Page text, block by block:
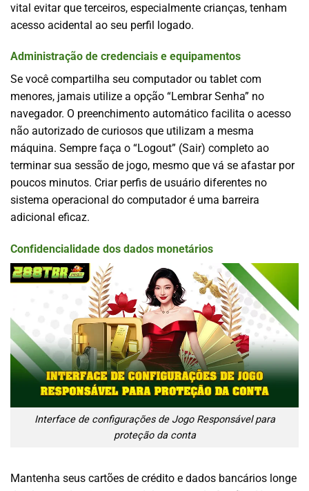
vital evitar que terceiros, especialmente crianças, tenham
acesso acidental ao seu perfil logado.
Administração de credenciais e equipamentos
Se você compartilha seu computador ou tablet com
menores, jamais utilize a opção “Lembrar Senha” no
navegador. O preenchimento automático facilita o acesso
não autorizado de curiosos que utilizam a mesma
máquina. Sempre faça o “Logout” (Sair) completo ao
terminar sua sessão de jogo, mesmo que vá se afastar por
poucos minutos. Criar perfis de usuário diferentes no
sistema operacional do computador é uma barreira
adicional eficaz.
Confidencialidade dos dados monetários
Interface de configurações de Jogo Responsável para
proteção da conta
Mantenha seus cartões de crédito e dados bancários longe